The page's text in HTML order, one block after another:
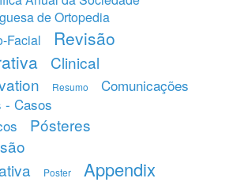
de Ortopedia
Facial
Revisão
Clinical
Resumo
Comunicações
- Casos
Pósteres
Poster Appendix